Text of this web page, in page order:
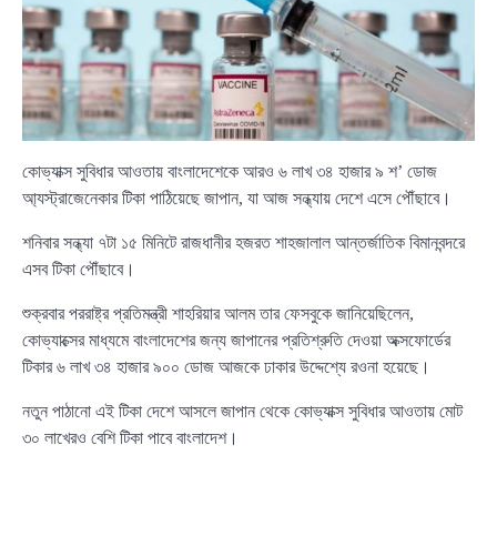
কোভ্যাক্স সুবিধার আওতায় বাংলাদেশেকে আরও ৬ লাখ ৩৪ হাজার ৯ শ’ ডোজ
আ্যস্ট্রাজেনেকার টিকা পাঠিয়েছে জাপান, যা আজ সন্ধ্যায় দেশে এসে পৌঁছাবে।
শনিবার সন্ধ্যা ৭টা ১৫ মিনিটে রাজধানীর হজরত শাহজালাল আন্তর্জাতিক বিমানবন্দরে
এসব টিকা পৌঁছাবে।
শুক্রবার পররাষ্ট্র প্রতিমন্ত্রী শাহরিয়ার আলম তার ফেসবুকে জানিয়েছিলেন,
কোভ্যাক্সের মাধ্যমে বাংলাদেশের জন্য জাপানের প্রতিশ্রুতি দেওয়া অক্সফোর্ডের
টিকার ৬ লাখ ৩৪ হাজার ৯০০ ডোজ আজকে ঢাকার উদ্দেশ্যে রওনা হয়েছে।
নতুন পাঠানো এই টিকা দেশে আসলে জাপান থেকে কোভ্যাক্স সুবিধার আওতায় মোট
৩০ লাখেরও বেশি টিকা পাবে বাংলাদেশ।